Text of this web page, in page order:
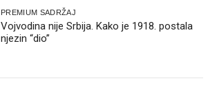
PREMIUM SADRŽAJ
Vojvodina nije Srbija. Kako je 1918. postala
njezin “dio”